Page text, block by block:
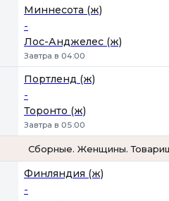
Миннесота (ж)
-
Лос-Анджелес (ж)
Завтра в 04:00
Портленд (ж)
-
Торонто (ж)
Завтра в 05:00
Сборные. Женщины.
Финляндия (ж)
-